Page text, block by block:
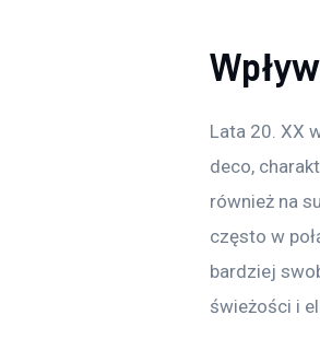
Lata 20. XX
deco,
również na
często w
bardziej
świeżości i